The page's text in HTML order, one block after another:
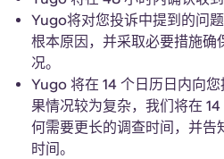
Yugo将对您投诉中提到的问
根本原因，并采取必要措施确
况。
Yugo 将在 14 个日历日内向
果情况较为复杂，我们将在
何需要更长的调查时间，并告
时间。